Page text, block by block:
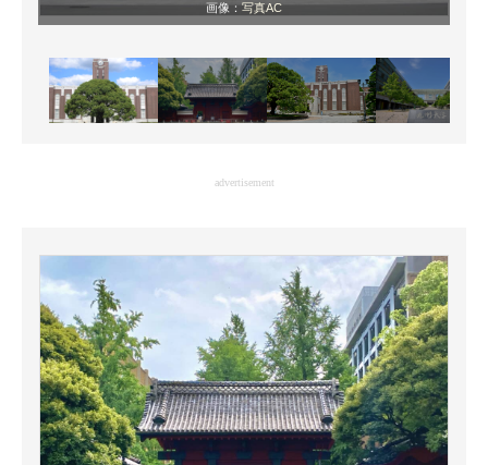
経営リーダーのコミュニティ
マーケ×ITの今がよく分かる
ITエンジニア向け専門サイト
モノづくり技術者専門サイト
エレクトロニクス専門サイト
電子設計の基本と応用
エネルギーの専門メディア
画像：写真AC
advertisement